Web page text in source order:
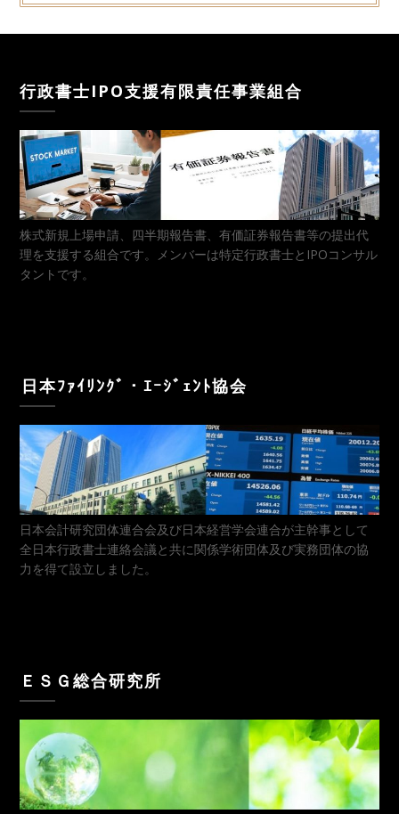
行政書士IPO支援有限責任事業組合
株式新規上場申請、四半期報告書、有価証券報告書等の提出代
理を支援する組合です。メンバーは特定行政書士とIPOコンサル
タントです。
⁬日本ﾌｧｲﾘﾝｸﾞ・ｴｰｼﾞｪﾝﾄ協会
日本会計研究団体連合会及び日本経営学会連合が主幹事として
全日本行政書士連絡会議と共に関係学術団体及び実務団体の協
力を得て設立しました。
ＥＳＧ総合研究所